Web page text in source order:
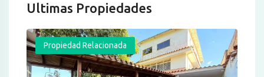
Ultimas Propiedades
Propiedad Relacionada